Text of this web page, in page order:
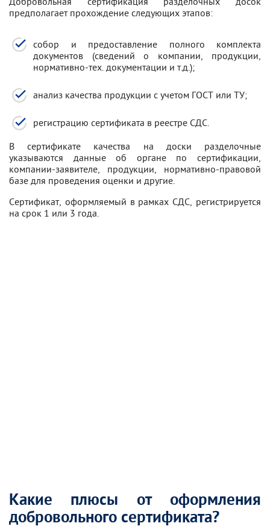
предполагает прохождение следующих этапов:
собор и предоставление полного комплекта
документов (сведений о компании, продукции,
нормативно-тех. документации и т.д.);
анализ качества продукции с учетом ГОСТ или ТУ;
регистрацию сертификата в реестре СДС.
В сертификате качества на доски разделочные
указываются данные об органе по сертификации,
компании-заявителе, продукции, нормативно-правовой
базе для проведения оценки и другие.
Сертификат, оформляемый в рамках СДС, регистрируется
на срок 1 или 3 года.
Какие плюсы от оформления
добровольного сертификата?